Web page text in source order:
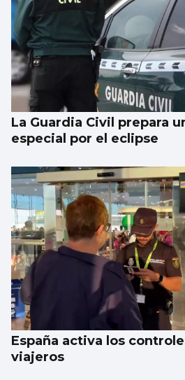
La Guardia Civil prepara
especial por el eclipse
España activa los
viajeros